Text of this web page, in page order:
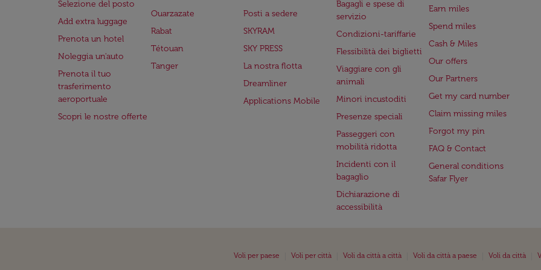
Selezione del posto
Add extra luggage
Prenota un hotel
Noleggia un'auto
Prenota il tuo
trasferimento
aeroportuale
Scopri le nostre offerte
Ouarzazate
Rabat
Tétouan
Tanger
Posti a sedere
SKYRAM
SKY PRESS
La nostra flotta
Dreamliner
Applications Mobile
Bagagli e spese di
servizio
Condizioni-tariffarie
Flessibilità dei biglietti
Viaggiare con gli
animali
Minori incustoditi
Presenze speciali
Passeggeri con
mobilità ridotta
Incidenti con il
bagaglio
Dichiarazione di
accessibilità
Earn miles
Spend miles
Cash & Miles
Our offers
Our Partners
Get my card number
Claim missing miles
Forgot my pin
FAQ & Contact
General conditions
Safar Flyer
Voli per paese Voli per città Voli da città a città Voli da città a paese Voli da città